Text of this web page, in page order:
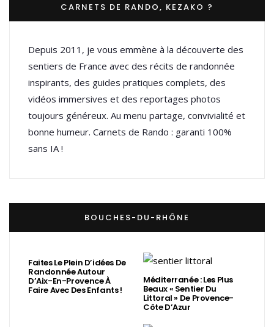
CARNETS DE RANDO, KEZAKO ?
Depuis 2011, je vous emmène à la découverte des
sentiers de France avec des récits de randonnée
inspirants, des guides pratiques complets, des
vidéos immersives et des reportages photos
toujours généreux. Au menu partage, convivialité et
bonne humeur. Carnets de Rando : garanti 100%
sans IA !
BOUCHES-DU-RHÔNE
Faites Le Plein D’idées De
Randonnée Autour
D’Aix-En-Provence À
Faire Avec Des Enfants !
Méditerranée : Les Plus
Beaux « Sentier Du
Littoral » De Provence-
Côte D’Azur